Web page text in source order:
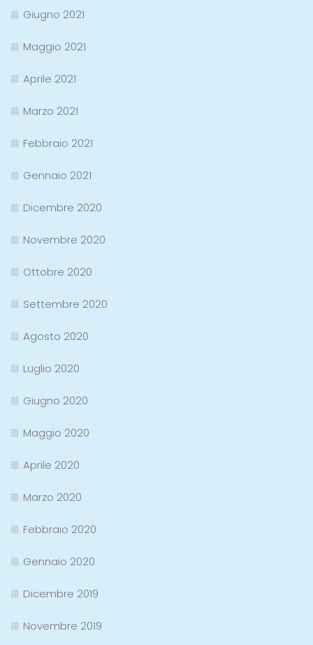
Giugno 2021
Maggio 2021
Aprile 2021
Marzo 2021
Febbraio 2021
Gennaio 2021
Dicembre 2020
Novembre 2020
Ottobre 2020
Settembre 2020
Agosto 2020
Luglio 2020
Giugno 2020
Maggio 2020
Aprile 2020
Marzo 2020
Febbraio 2020
Gennaio 2020
Dicembre 2019
Novembre 2019